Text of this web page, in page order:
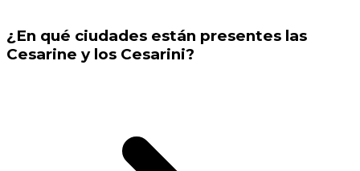
¿En qué ciudades están presentes las
Cesarine y los Cesarini?